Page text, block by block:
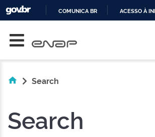
COMUNICA BR ACESSO À
Search
Search